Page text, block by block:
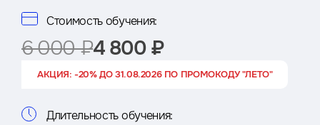
Стоимость обучения:
6 000 ₽4 800 ₽
АКЦИЯ: -20% ДО 31.08.2026 ПО ПРОМОКОДУ "ЛЕТО"
Длительность обучения: